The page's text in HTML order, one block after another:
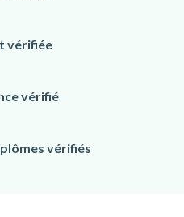
leurs valeurs fondamentales.
activité avec Hélicraft, vous
en toute sécurité !
vérifiée
vérifié
vérifiés